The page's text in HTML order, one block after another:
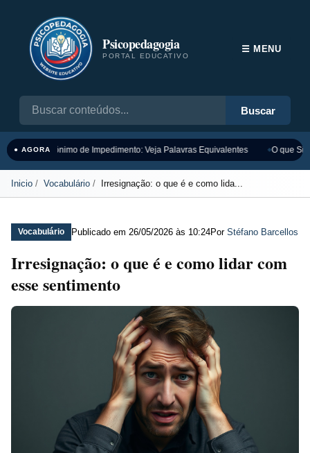
Psicopedagogia
PORTAL EDUCATIVO
Buscar
☰ MENU
● AGORASinônimo de Impedimento: Veja Palavras Equivalentes O que
Inicio Vocabulário Irresignação: o que é e como lida...
Vocabulário Publicado em 26/05/2026 às 10:24Por Stéfano Barcellos
Irresignação: o que é e como lidar com
esse sentimento